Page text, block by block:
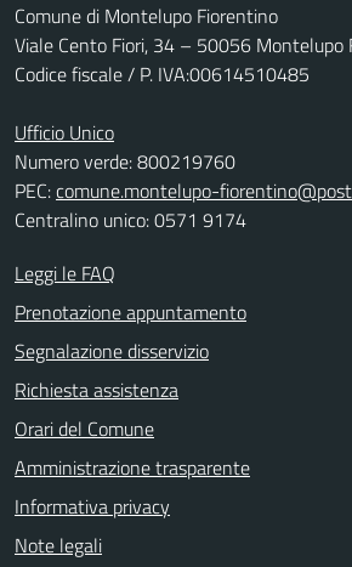
Comune di Montelupo Fiorentino
Viale Cento Fiori, 34 – 50056 Montelupo
Codice fiscale / P. IVA:00614510485
Ufficio Unico
Numero verde: 800219760
PEC:comune.montelupo-
Centralino unico: 0571 9174
Leggi le FAQ
Prenotazione appuntamento
Segnalazione disservizio
Richiesta assistenza
Orari del Comune
Amministrazione trasparente
Informativa privacy
Note legali